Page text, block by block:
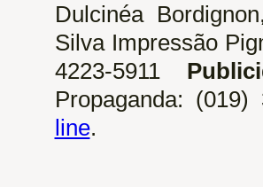
Dulcinéa
Silva Impressão
4223-5911
Propaganda:
line.